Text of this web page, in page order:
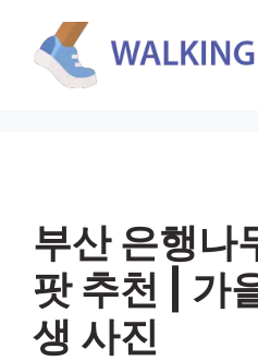
부산 은행나
팟 추천 | 가
생 사진